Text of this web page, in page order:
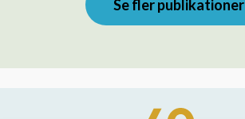
Se fler publikationer